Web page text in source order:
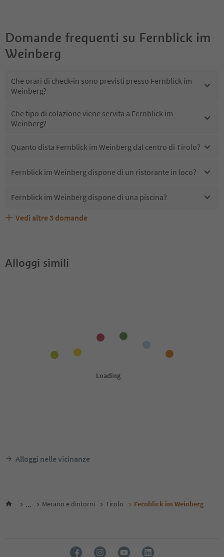
Domande frequenti su Fernblick im
Weinberg
Che orari di check-in sono previsti presso Fernblick im
Weinberg?
Che tipo di colazione viene servita a Fernblick im
Weinberg?
Quanto dista Fernblick im Weinberg dal centro di Tirolo?
Fernblick im Weinberg dispone di un ristorante in loco?
Fernblick im Weinberg dispone di una piscina?
Fernblick im Weinberg accetta animali domestici?
Quali servizi/attività sono disponibili presso Fernblick im
Gli ospiti di Fernblick im Weinberg ricevono l'Alto Adige
Vedi altre 3 domande
Alloggi simili
Alloggi nelle vicinanze
... Merano e dintorni Tirolo Fernblick im Weinberg